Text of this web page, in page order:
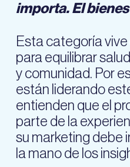
importa. El
Esta categoría
para equilibrar
y comunidad. Por
están liderando
entienden que el
parte de la
su marketing debe
la mano de los